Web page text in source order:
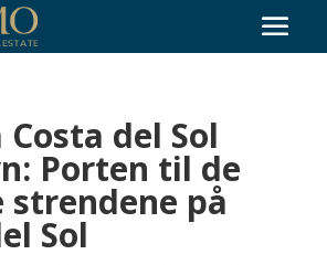
del Sol
Porten til de
på
Sol